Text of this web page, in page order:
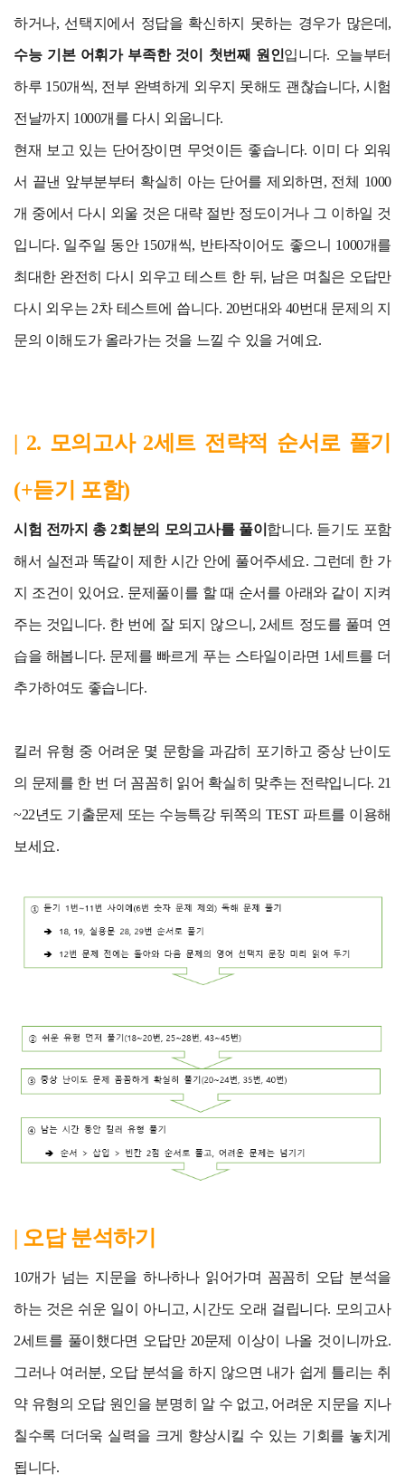
하거나, 선택지에서 정답을 확신하지 못하는 경우가 많은데,
수능 기본 어휘가 부족한 것이 첫번째 원인입니다. 오늘부터
하루 150개씩, 전부 완벽하게 외우지 못해도 괜찮습니다, 시험
전날까지 1000개를 다시 외웁니다.
현재 보고 있는 단어장이면 무엇이든 좋습니다. 이미 다 외워
서 끝낸 앞부분부터 확실히 아는 단어를 제외하면, 전체 1000
개 중에서 다시 외울 것은 대략 절반 정도이거나 그 이하일 것
입니다. 일주일 동안 150개씩, 반타작이어도 좋으니 1000개를
최대한 완전히 다시 외우고 테스트 한 뒤, 남은 며칠은 오답만
다시 외우는 2차 테스트에 씁니다. 20번대와 40번대 문제의 지
문의 이해도가 올라가는 것을 느낄 수 있을 거예요.
| 2. 모의고사 2세트 전략적 순서로 풀기
(+듣기 포함)
시험 전까지 총 2회분의 모의고사를 풀이 합니다. 듣기도 포함
해서 실전과 똑같이 제한 시간 안에 풀어주세요. 그런데 한 가
지 조건이 있어요. 문제풀이를 할 때 순서를 아래와 같이 지켜
주는 것입니다. 한 번에 잘 되지 않으니, 2세트 정도를 풀며 연
습을 해봅니다. 문제를 빠르게 푸는 스타일이라면 1세트를 더
추가하여도 좋습니다.
킬러 유형 중 어려운 몇 문항을 과감히 포기하고 중상 난이도
의 문제를 한 번 더 꼼꼼히 읽어 확실히 맞추는 전략입니다. 21
~22년도 기출문제 또는 수능특강 뒤쪽의 TEST 파트를 이용해
보세요.
| 오답 분석하기
10개가 넘는 지문을 하나하나 읽어가며 꼼꼼히 오답 분석을
하는 것은 쉬운 일이 아니고, 시간도 오래 걸립니다. 모의고사
2세트를 풀이했다면 오답만 20문제 이상이 나올 것이니까요.
그러나 여러분, 오답 분석을 하지 않으면 내가 쉽게 틀리는 취
약 유형의 오답 원인을 분명히 알 수 없고, 어려운 지문을 지나
칠수록 더더욱 실력을 크게 향상시킬 수 있는 기회를 놓치게
됩니다.